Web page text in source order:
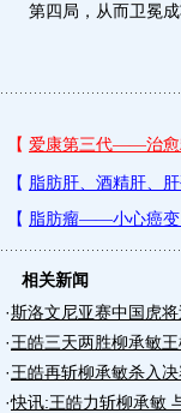
第四局，从而卫冕成
相关新闻
·斯洛文尼亚赛中国虎
·王皓三天两胜柳承敏
·王皓再斩柳承敏杀入
·快讯:王皓力斩柳承敏